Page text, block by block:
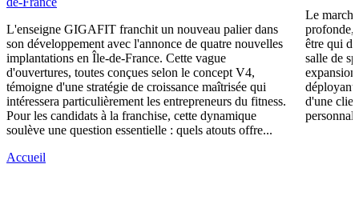
L'enseigne GIGAFIT franchit un nouveau palier dans
son développement avec l'annonce de quatre nouvelles
implantations en Île-de-France. Cette vague
d'ouvertures, toutes conçues selon le concept V4,
témoigne d'une stratégie de croissance maîtrisée qui
intéressera particulièrement les entrepreneurs du fitness.
Pour les candidats à la franchise, cette dynamique
soulève une question essentielle : quels atouts offre...
Le
profonde,
être qui
salle de
déployant
d'une
Accueil